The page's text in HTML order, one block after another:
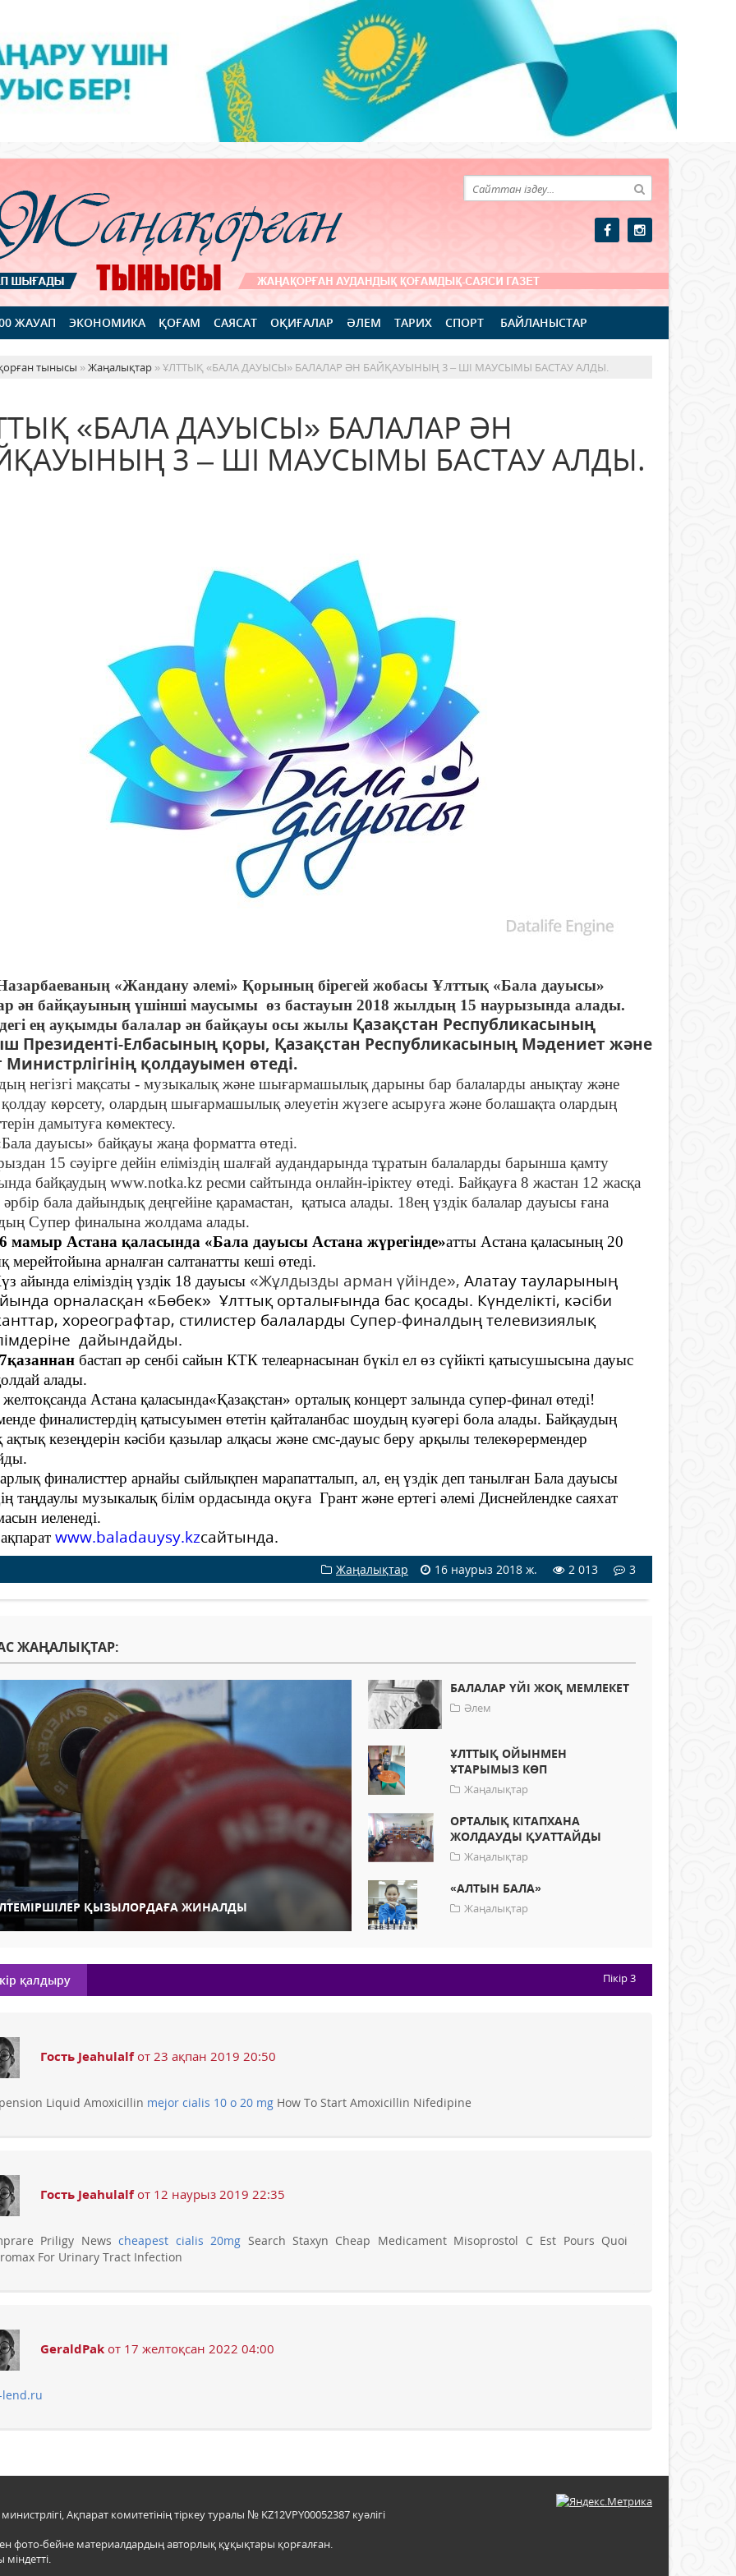
ЖАУАП ЭКОНОМИКА ҚОҒАМ САЯСАТ ОҚИҒАЛАР ӘЛЕМ ТАРИХ СПОРТ БАЙЛАНЫСТАР
тынысы »Жаңалықтар » ҰЛТТЫҚ «БАЛА ДАУЫСЫ» БАЛАЛАР ӘН БАЙҚАУЫНЫҢ 3 – ШІ МАУСЫМЫ БАСТАУ АЛДЫ.
«БАЛА ДАУЫСЫ» БАЛАЛАР ӘН
3 – ШІ МАУСЫМЫ БАСТАУ АЛДЫ.
«Жандану әлемі» Қорының бірегей жобасы Ұлттық «Бала дауысы»
ән байқауының үшінші маусымы өз бастауын 2018 жылдың 15 наурызында алады.
ең ауқымды балалар ән байқауы осы жылы Қазақстан Республикасының
Президенті-Елбасының қоры, Қазақстан Республикасының Мәдениет және
Министрлігінің қолдауымен өтеді.
негізгі мақсаты - музыкалық және шығармашылық дарыны бар балаларды анықтау және
қолдау көрсету, олардың шығармашылық әлеуетін жүзеге асыруға және болашақта олардың
дамытуға көмектесу.
дауысы» байқауы жаңа форматта өтеді.
15 сәуірге дейін еліміздің шалғай аудандарында тұратын балаларды барынша қамту
байқаудың www.notka.kz ресми сайтында онлайн-іріктеу өтеді. Байқауға 8 жастан 12 жасқа
әрбір бала дайындық деңгейіне қарамастан, қатыса алады. 18ең үздік балалар дауысы ғана
Супер финалына жолдама алады.
мамыр Астана қаласында «Бала дауысы Астана жүрегінде»атты Астана қаласының 20
мерейтойына арналған салтанатты кеші өтеді.
еліміздің үздік 18 дауысы «Жұлдызды арман үйінде», Алатау тауларының
орналасқан «Бөбек» Ұлттық орталығында бас қосады. Күнделікті, кәсіби
хореографтар, стилистер балаларды Супер-финалдың телевизиялық
дайындайды.
бастап әр сенбі сайын КТК телеарнасынан бүкіл ел өз сүйікті қатысушысына дауыс
алады.
Астана қаласында«Қазақстан» орталық концерт залында супер-финал өтеді!
финалистердің қатысуымен өтетін қайталанбас шоудың куәгері бола алады. Байқаудың
кезеңдерін кәсіби қазылар алқасы және смс-дауыс беру арқылы телекөрермендер
финалисттер арнайы сыйлықпен марапатталып, ал, ең үздік деп танылған Бала дауысы
таңдаулы музыкалық білім ордасында оқуға Грант және ертегі әлемі Диснейлендке саяхат
иеленеді.
www.baladauysy.kzсайтында.
Жаңалықтар 16 наурыз 2018 ж. 2 013 3
ЖАҢАЛЫҚТАР:
ҚЫЗЫЛОРДАҒА ЖИНАЛДЫ
БАЛАЛАР ҮЙІ ЖОҚ МЕМЛЕКЕТ
Әлем
ҰЛТТЫҚ ОЙЫНМЕН
ҰТАРЫМЫЗ КӨП
Жаңалықтар
ОРТАЛЫҚ КІТАПХАНА
ЖОЛДАУДЫ ҚУАТТАЙДЫ
Жаңалықтар
«АЛТЫН БАЛА»
Жаңалықтар
қалдыру Пікір3
Гость Jeahulalfот 23 ақпан 2019 20:50
Liquid Amoxicillin mejor cialis 10 o 20 mg How To Start Amoxicillin Nifedipine
Гость Jeahulalfот 12 наурыз 2019 22:35
Priligy Newscheapest cialis 20mg Search Staxyn Cheap Medicament Misoprostol C Est Pours Quoi
For Urinary Tract Infection
GeraldPak от 17 желтоқсан 2022 04:00
Ақпарат комитетінің тіркеу туралы № KZ12VPY00052387 куәлігі
фото-бейне материалдардың авторлық құқықтары қорғалған.